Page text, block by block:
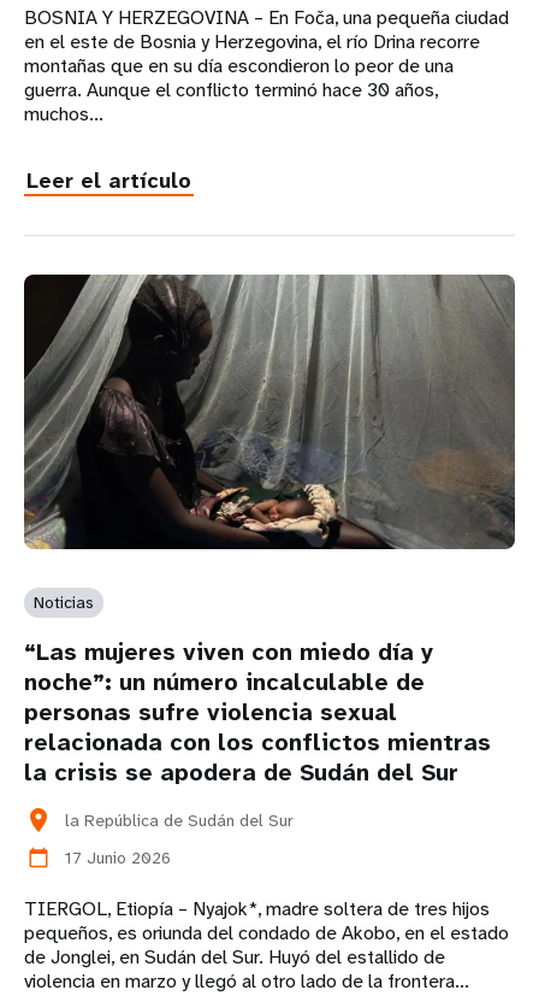
BOSNIA Y HERZEGOVINA – En Foča, una pequeña ciudad
en el este de Bosnia y Herzegovina, el río Drina recorre
montañas que en su día escondieron lo peor de una
guerra. Aunque el conflicto terminó hace 30 años,
muchos...
Leer el artículo
Noticias
“Las mujeres viven con miedo día y
noche”: un número incalculable de
personas sufre violencia sexual
relacionada con los conflictos mientras
la crisis se apodera de Sudán del Sur
location_on
la República de Sudán del Sur
calendar_today
17 Junio 2026
TIERGOL, Etiopía – Nyajok*, madre soltera de tres hijos
pequeños, es oriunda del condado de Akobo, en el estado
de Jonglei, en Sudán del Sur. Huyó del estallido de
violencia en marzo y llegó al otro lado de la frontera...